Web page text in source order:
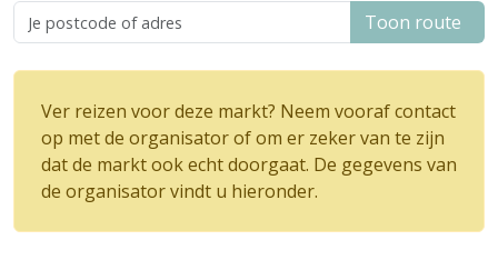
Toon route
Ver reizen voor deze markt? Neem vooraf contact
op met de organisator of om er zeker van te zijn
dat de markt ook echt doorgaat. De gegevens van
de organisator vindt u hieronder.